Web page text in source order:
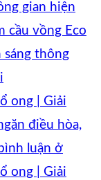
gian hiện
cầu vồng Eco
sáng thông
ong | Giải
điều hòa,
luận ở
ong | Giải